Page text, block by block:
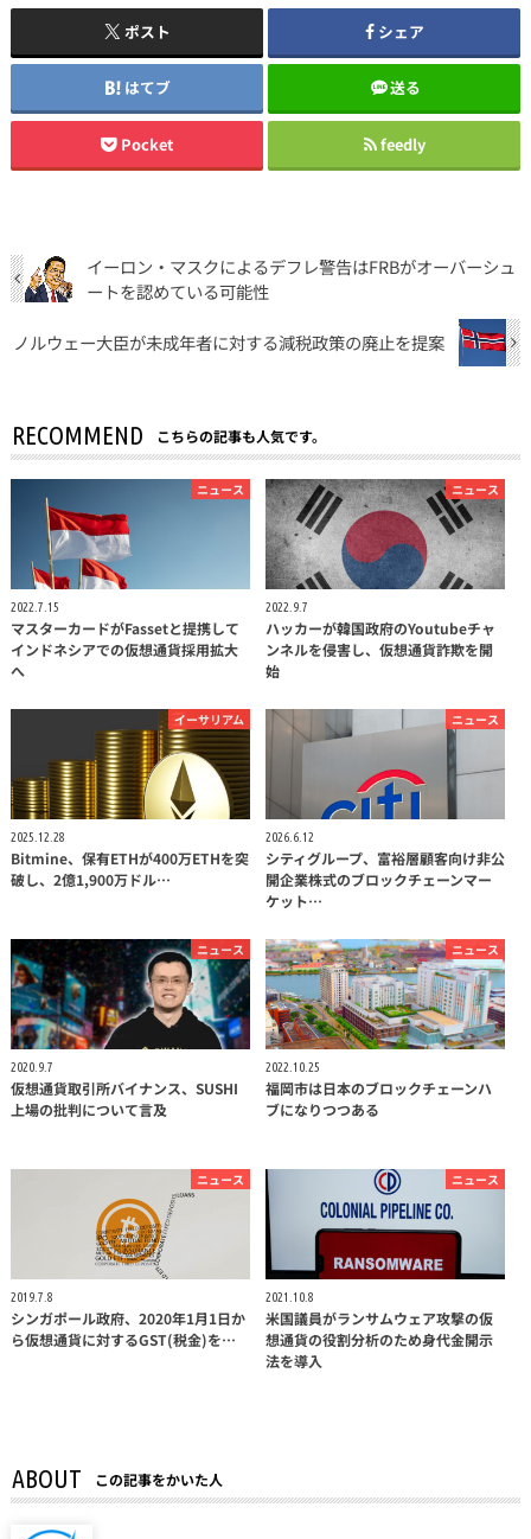
ポスト シェア
はてブ 送る
Pocket feedly
イーロン・マスクによるデフレ警告はFRBがオーバーシュ
ートを認めている可能性
ノルウェー大臣が未成年者に対する減税政策の廃止を提案
RECOMMEND こちらの記事も人気です。
ニュース
2022.7.15
マスターカードがFassetと提携して
インドネシアでの仮想通貨採用拡大
へ
ニュース
2022.9.7
ハッカーが韓国政府のYoutubeチャ
ンネルを侵害し、仮想通貨詐欺を開
始
イーサリアム
2025.12.28
Bitmine、保有ETHが400万ETHを突
破し、2億1,900万ドル…
ニュース
2026.6.12
シティグループ、富裕層顧客向け非公
開企業株式のブロックチェーンマー
ケット…
ニュース
2020.9.7
仮想通貨取引所バイナンス、SUSHI
上場の批判について言及
ニュース
2022.10.25
福岡市は日本のブロックチェーンハ
ブになりつつある
ニュース
2019.7.8
シンガポール政府、2020年1月1日か
ら仮想通貨に対するGST(税金)を…
ニュース
2021.10.8
米国議員がランサムウェア攻撃の仮
想通貨の役割分析のため身代金開示
法を導入
ABOUT この記事をかいた人